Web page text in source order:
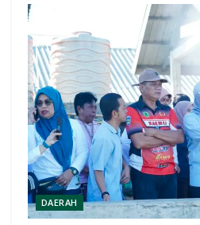
DAERAH